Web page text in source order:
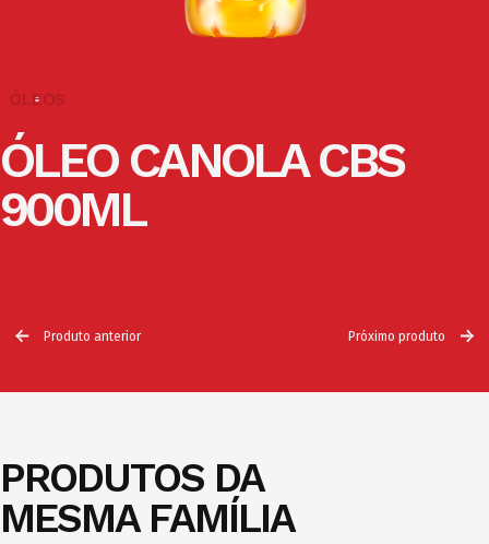
Produto anterior
ÓLEOS
ÓLEO CANOLA CBS
900ML
Próximo produto
PRODUTOS DA
MESMA FAMÍLIA